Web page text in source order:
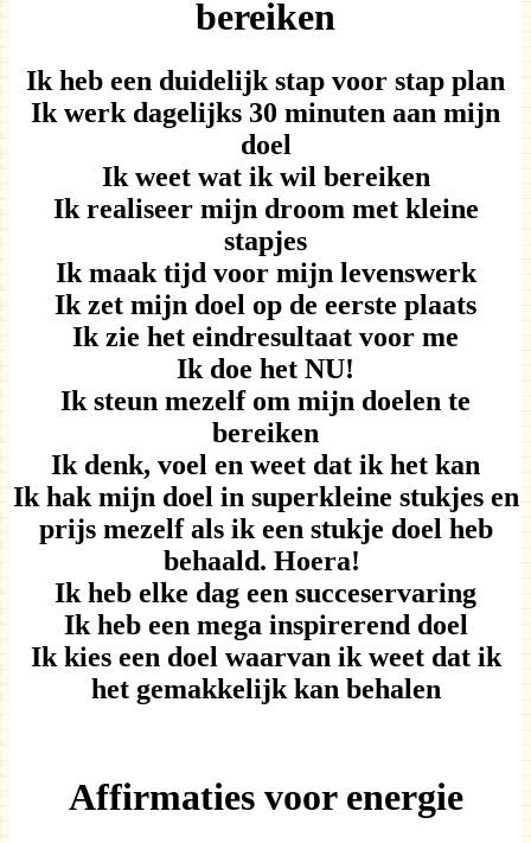
bereiken
Ik heb een duidelijk stap voor stap plan
Ik werk dagelijks 30 minuten aan mijn
doel
Ik weet wat ik wil bereiken
Ik realiseer mijn droom met kleine
stapjes
Ik maak tijd voor mijn levenswerk
Ik zet mijn doel op de eerste plaats
Ik zie het eindresultaat voor me
Ik doe het NU!
Ik steun mezelf om mijn doelen te
bereiken
Ik denk, voel en weet dat ik het kan
Ik hak mijn doel in superkleine stukjes en
prijs mezelf als ik een stukje doel heb
behaald. Hoera!
Ik heb elke dag een succeservaring
Ik heb een mega inspirerend doel
Ik kies een doel waarvan ik weet dat ik
het gemakkelijk kan behalen
Affirmaties voor energie